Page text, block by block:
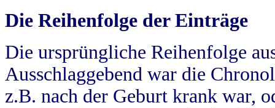
Die Reihenfolge der Einträge
Die ursprüngliche Reihenfolge
Ausschlaggebend war die
z.B. nach der Geburt krank war,